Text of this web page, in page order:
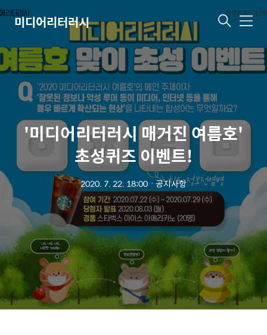
미디어리터러시 메
'미디어리터러시 매거진 여름호'
초성퀴즈 이벤트!
2020. 7. 22. 18:00 ㆍ 공지사항